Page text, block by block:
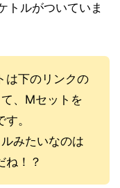
トルがついていま
は下のリンクの
、Mセットを
。
みたいなのは
ね！？